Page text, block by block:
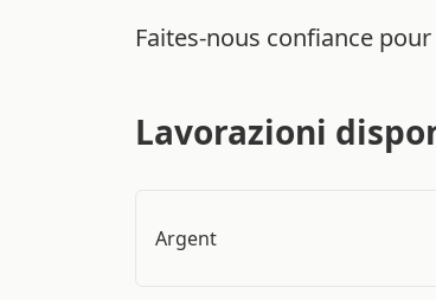
Faites-nous confiance
Lavorazioni
Argent